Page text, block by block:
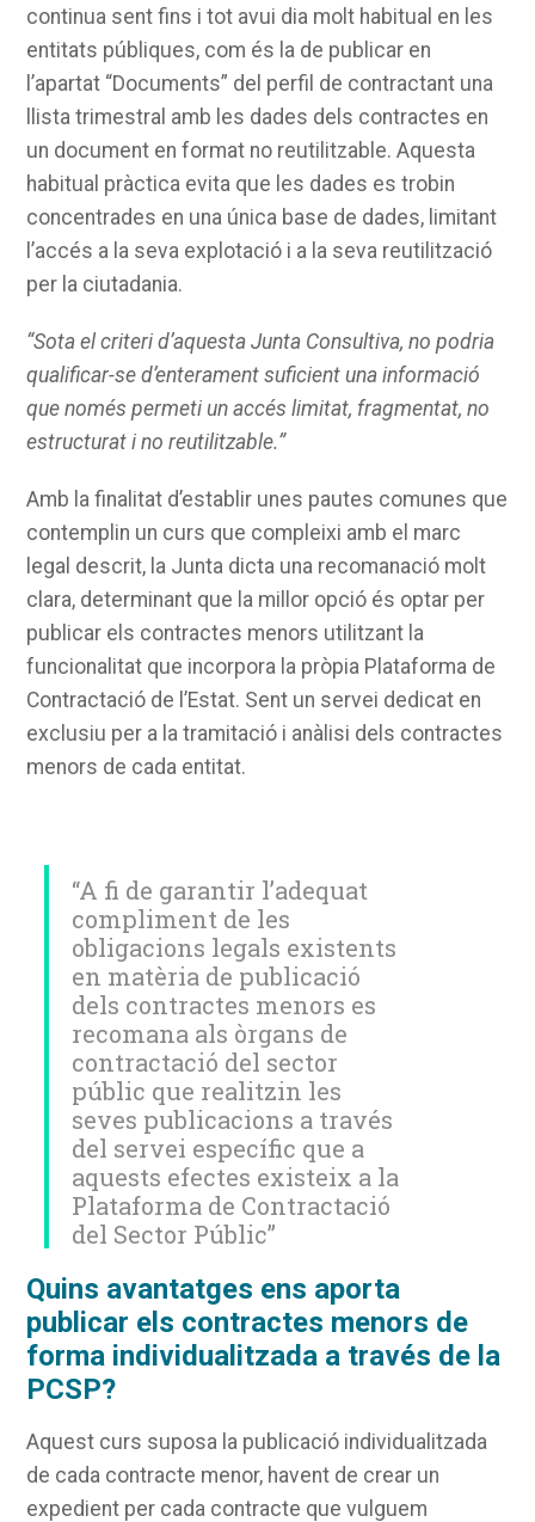
continua sent fins i tot avui dia molt habitual en les
entitats públiques, com és la de publicar en
l’apartat “Documents” del perfil de contractant una
llista trimestral amb les dades dels contractes en
un document en format no reutilitzable. Aquesta
habitual pràctica evita que les dades es trobin
concentrades en una única base de dades, limitant
l’accés a la seva explotació i a la seva reutilització
per la ciutadania.
“Sota el criteri d’aquesta Junta Consultiva, no podria
qualificar-se d’enterament suficient una informació
que només permeti un accés limitat, fragmentat, no
estructurat i no reutilitzable.”
Amb la finalitat d’establir unes pautes comunes que
contemplin un curs que compleixi amb el marc
legal descrit, la Junta dicta una recomanació molt
clara, determinant que la millor opció és optar per
publicar els contractes menors utilitzant la
funcionalitat que incorpora la pròpia Plataforma de
Contractació de l’Estat. Sent un servei dedicat en
exclusiu per a la tramitació i anàlisi dels contractes
menors de cada entitat.
“A fi de garantir l’adequat
compliment de les
obligacions legals existents
en matèria de publicació
dels contractes menors es
recomana als òrgans de
contractació del sector
públic que realitzin les
seves publicacions a través
del servei específic que a
aquests efectes existeix a la
Plataforma de Contractació
del Sector Públic”
Quins avantatges ens aporta
publicar els contractes menors de
forma individualitzada a través de la
PCSP?
Aquest curs suposa la publicació individualitzada
de cada contracte menor, havent de crear un
expedient per cada contracte que vulguem